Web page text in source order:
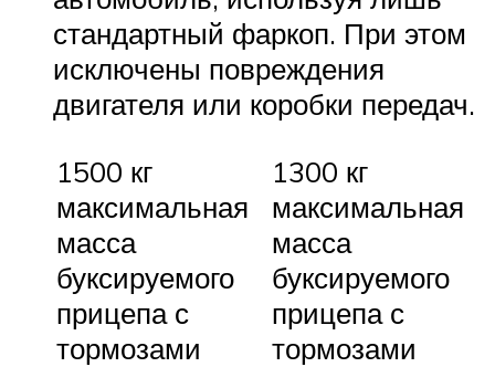
стандартный фаркоп. При этом
исключены повреждения
двигателя или коробки передач.
1500 кг
максимальная
масса
буксируемого
прицепа с
тормозами
1300 кг
максимальная
масса
буксируемого
прицепа с
тормозами